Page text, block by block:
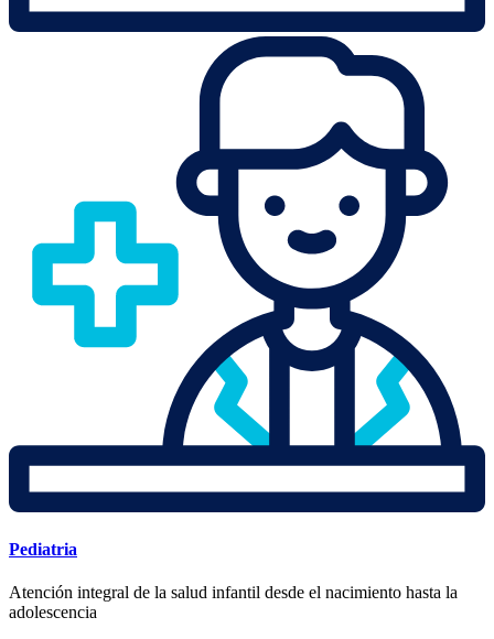
Pediatria
Atención integral de la salud infantil desde el nacimiento hasta la
adolescencia